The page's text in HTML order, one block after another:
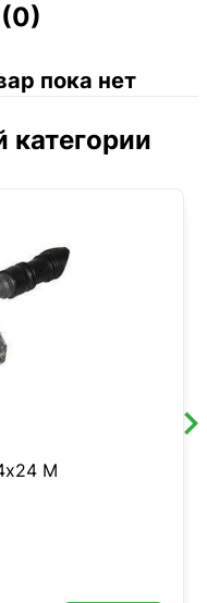
пока нет
категории
М